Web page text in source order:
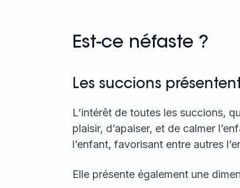
Est-ce néfaste ?
Les succions
L’intérêt de toutes les succions,
plaisir, d’apaiser, et de calmer
l’enfant, favorisant entre autres
Elle présente également une